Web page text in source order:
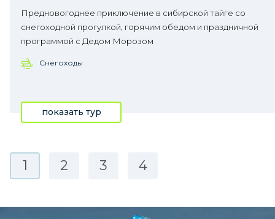
Предновогоднее приключение в сибирской тайге со
снегоходной прогулкой, горячим обедом и праздничной
программой с Дедом Морозом
Снегоходы
показать тур
1 2 3 4